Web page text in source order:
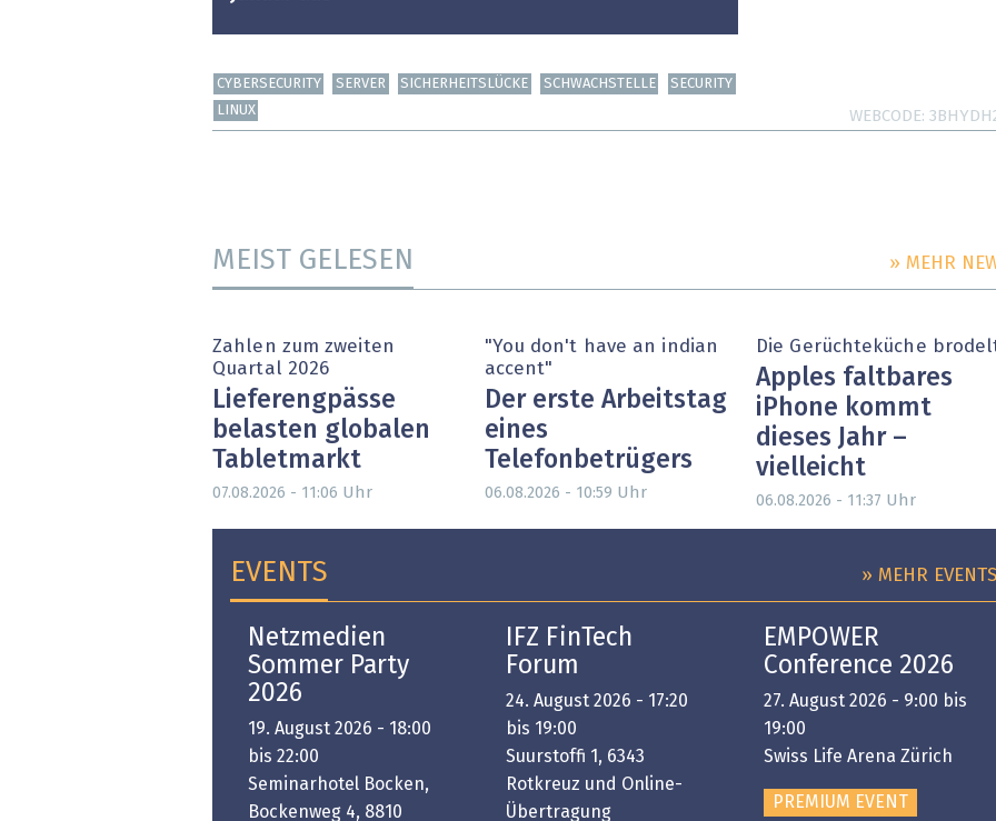
CYBERSECURITY SERVER SICHERHEITSLÜCKE SCHWACHSTELLE
SECURITY
LINUX
WEBCODE
MEIST GELESEN » MEHR
Zahlen zum zweiten
Quartal 2026
Lieferengpässe
belasten globalen
Tabletmarkt
07.08.2026 - 11:06 Uhr
"You don't have an indian
accent"
Der erste Arbeitstag
eines
Telefonbetrügers
06.08.2026 - 10:59 Uhr
Die Gerüchteküche
Apples faltbares
iPhone kommt
dieses Jahr –
vielleicht
06.08.2026 - 11:37 Uhr
EVENTS » MEHR EVENTS
Netzmedien
Sommer Party
2026
19. August 2026 - 18:00
bis 22:00
Seminarhotel Bocken,
Bockenweg 4, 8810
IFZ FinTech
Forum
24. August 2026 - 17:20
bis 19:00
Suurstoffi 1, 6343
Rotkreuz und Online-
Übertragung
EMPOWER
Conference 2026
27. August 2026 - 9:00 bis
19:00
Swiss Life Arena Zürich
PREMIUM EVENT